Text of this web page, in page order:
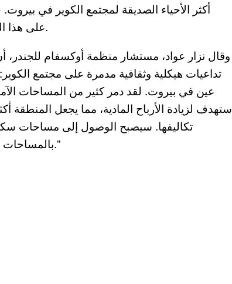
أكثر الأحياء الصديقة لمجتمع الكوير في
على هذا المجتمع نظرًا لندرة المساحات الشاملة والآمنة الأخرى.
وقال نزار عواد، مستشار منظمة أوكسفام للجندر،
تداعيات هيكلية وثقافية مدمرة على مجتمع
عين في بيروت. لقد دمر كثير من المساحات
ستهدف لزيادة الأرباح المادية، مما يجعل المنطقة
تكاليفها. سيصبح الوصول إلى مساحات
بالمساحات والأماكن العامة المرحبة بهم والتي كانت محدودة اصلاً.”